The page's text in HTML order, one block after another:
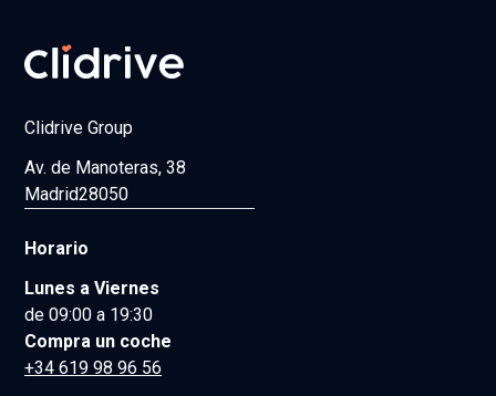
Clidrive Group
Av. de Manoteras, 38
Madrid28050
Horario
Lunes a Viernes
de 09:00 a 19:30
Compra un coche
+34 619 98 96 56